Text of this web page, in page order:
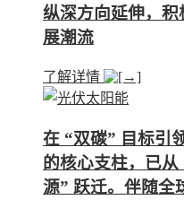
纵深方向延伸，
展潮流
了解详情
在 “双碳” 目标引
的核心支柱，已
源” 跃迁。伴随全